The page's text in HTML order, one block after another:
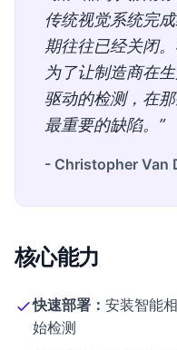
传统视觉系统完
期往往已经关闭
为了让制造商在
驱动的检测，在
最重要的缺陷。”
- Christopher Van
核心能力
快速部署： 安装智能
始检测